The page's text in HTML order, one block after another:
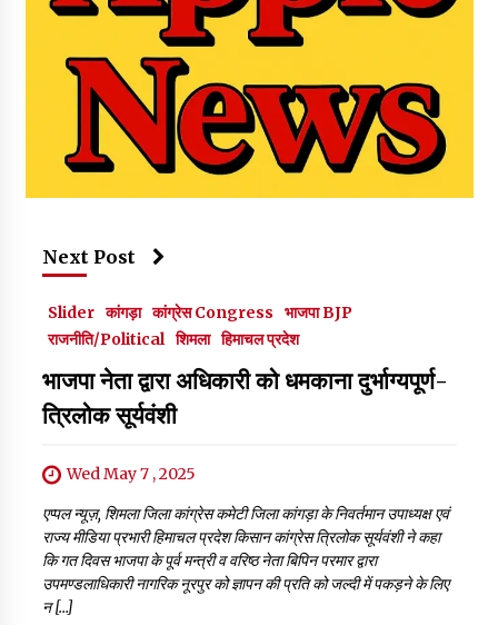
Next Post
Slider कांगड़ा कांग्रेस Congress
भाजपा BJP
राजनीति/Political शिमला हिमाचल प्रदेश
भाजपा नेता द्वारा अधिकारी को धमकाना दुर्भाग्यपूर्ण-
त्रिलोक सूर्यवंशी
Wed May 7 , 2025
एप्पल न्यूज़, शिमला जिला कांग्रेस कमेटी जिला कांगड़ा के निवर्तमान उपाध्यक्ष एवं
राज्य मीडिया प्रभारी हिमाचल प्रदेश किसान कांग्रेस त्रिलोक सूर्यवंशी ने कहा
कि गत दिवस भाजपा के पूर्व मन्त्री व वरिष्ठ नेता बिपिन परमार द्वारा
उपमण्डलाधिकारी नागरिक नूरपुर को ज्ञापन की प्रति को जल्दी में पकड़ने के लिए
न […]